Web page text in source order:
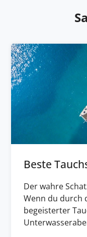
Beste
Der wahre
Wenn du durch
begeisterter